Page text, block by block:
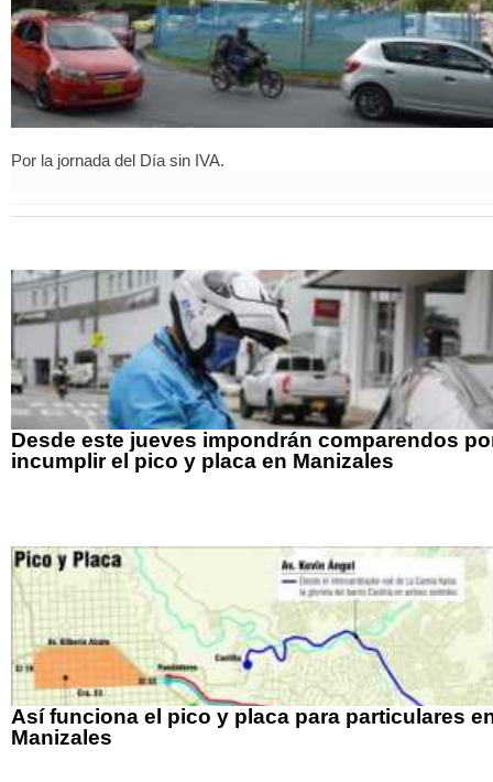
Por la jornada del Día sin IVA.
Desde este jueves impondrán comparendos
incumplir el pico y placa en Manizales
Así funciona el pico y placa para particulares
Manizales